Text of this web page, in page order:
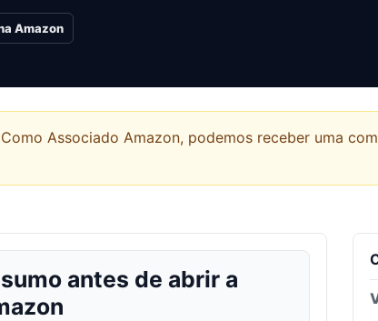
Amazon
Associado Amazon, podemos receber uma
antes de abrir a